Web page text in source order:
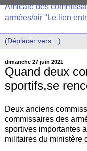
Amicale des
armées/air "Le lien
dimanche 27 juin 2021
Quand deux
sportifs,se
Deux anciens
commissaires des
sportives importantes
militaires du ministère